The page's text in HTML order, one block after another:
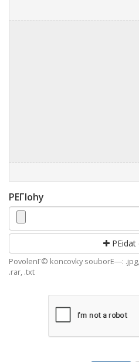
PΕΓ­lohy
PovolenΓ© koncovky souborΕ―:
.rar, .txt